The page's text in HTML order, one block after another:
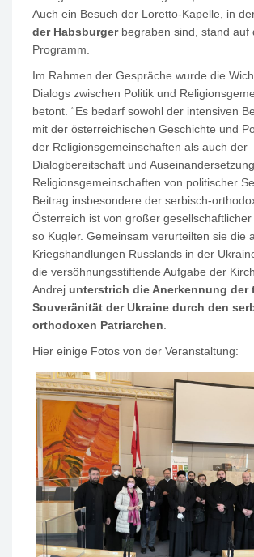
Auch ein Besuch der Loretto-Kapelle, in
der Habsburgerbegraben sind, stand auf
Programm.
Im Rahmen der Gespräche wurde die
Dialogs zwischen Politik und
betont. “Es bedarf sowohl der intensiven
mit der österreichischen Geschichte und
der Religionsgemeinschaften als auch der
Dialogbereitschaft und
Religionsgemeinschaften von politischer
Beitrag insbesondere der serbisch-
Österreich ist von großer gesellschaftlicher
so Kugler. Gemeinsam verurteilten sie die
Kriegshandlungen Russlands in der
die versöhnungsstiftende Aufgabe der
Andrej unterstrich die Anerkennung der
Souveränität der Ukraine durch den
orthodoxen Patriarchen
Hier einige Fotos von der Veranstaltung: